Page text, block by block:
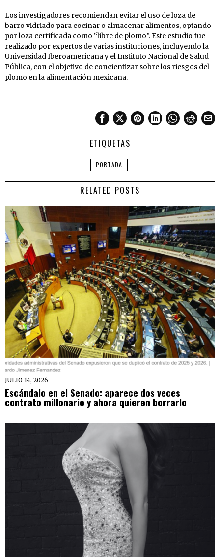
Los investigadores recomiendan evitar el uso de loza de
barro vidriado para cocinar o almacenar alimentos, optando
por loza certificada como “libre de plomo”. Este estudio fue
realizado por expertos de varias instituciones, incluyendo la
Universidad Iberoamericana y el Instituto Nacional de Salud
Pública, con el objetivo de concientizar sobre los riesgos del
plomo en la alimentación mexicana.
ETIQUETAS
PORTADA
RELATED POSTS
JULIO 14, 2026
Escándalo en el Senado: aparece dos veces
contrato millonario y ahora quieren borrarlo